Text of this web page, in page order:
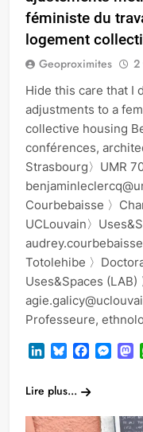
féministe du
logement
Geoproximites 2
Hide this care that I
adjustments to a
collective housing
conférences,
Strasbourg〉UMR
Courbebaisse 〉
UCLouvain〉
Totolehibe 〉
Uses&Spaces (LAB)
Professeure,
LinkedInBluesky
Lire plus...